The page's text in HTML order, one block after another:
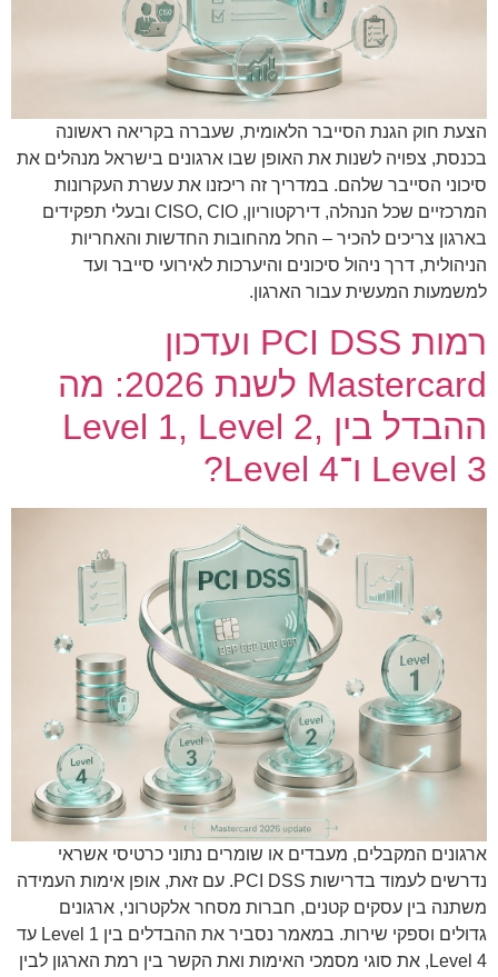
הצעת חוק הגנת הסייבר הלאומית, שעברה בקריאה ראשונה
בכנסת, צפויה לשנות את האופן שבו ארגונים בישראל מנהלים את
סיכוני הסייבר שלהם. במדריך זה ריכזנו את עשרת העקרונות
המרכזיים שכל הנהלה, דירקטוריון, CISO, CIO ובעלי תפקידים
בארגון צריכים להכיר – החל מהחובות החדשות והאחריות
הניהולית, דרך ניהול סיכונים והיערכות לאירועי סייבר ועד
למשמעות המעשית עבור הארגון.
רמות PCI DSS ועדכון
Mastercard לשנת 2026: מה
ההבדל בין Level 1, Level 2,
Level 3 ו־Level 4?
ארגונים המקבלים, מעבדים או שומרים נתוני כרטיסי אשראי
נדרשים לעמוד בדרישות PCI DSS. עם זאת, אופן אימות העמידה
משתנה בין עסקים קטנים, חברות מסחר אלקטרוני, ארגונים
גדולים וספקי שירות. במאמר נסביר את ההבדלים בין Level 1 עד
Level 4, את סוגי מסמכי האימות ואת הקשר בין רמת הארגון לבין